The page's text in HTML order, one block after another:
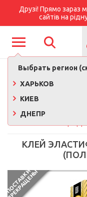
Друзі! Прямо
сайтів на
Выбрать регион
ХАРЬКОВ
КИЕВ
ДНЕПР
Главная
Клей
КЛЕЙ
П
О
С
Т
А
В
К
И
П
Р
Е
К
Р
А
Щ
Е
Н
Ы